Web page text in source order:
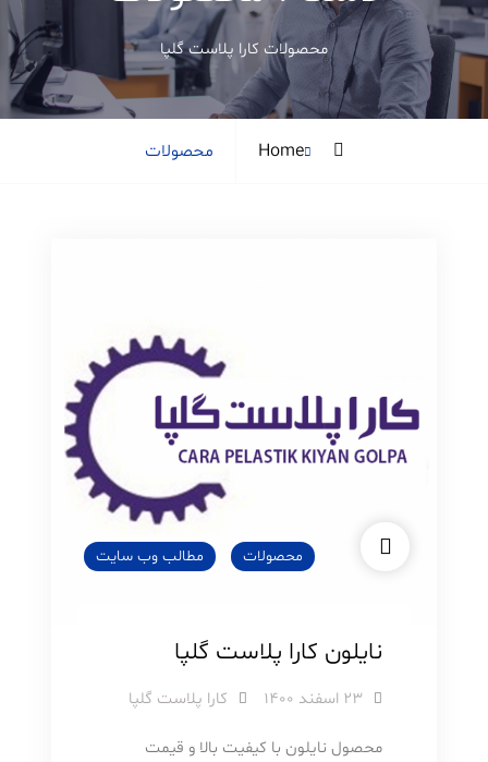
محصولات کارا پلاست گلپا
Home
Archive
محصولات
محصولات مطالب وب سایت
نایلون کارا پلاست گلپا
۲۳ اسفند ۱۴۰۰ کارا پلاست گلپا
محصول نایلون با کیفیت بالا و قیمت